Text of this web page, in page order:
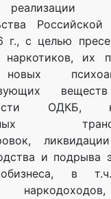
с целью
наркотиков, их
новых
ОДКБ,
и подрыва
в